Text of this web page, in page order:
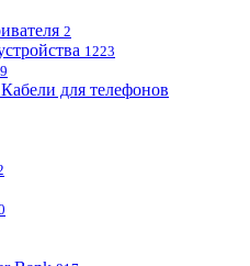
2
1223
Кабели для телефонов